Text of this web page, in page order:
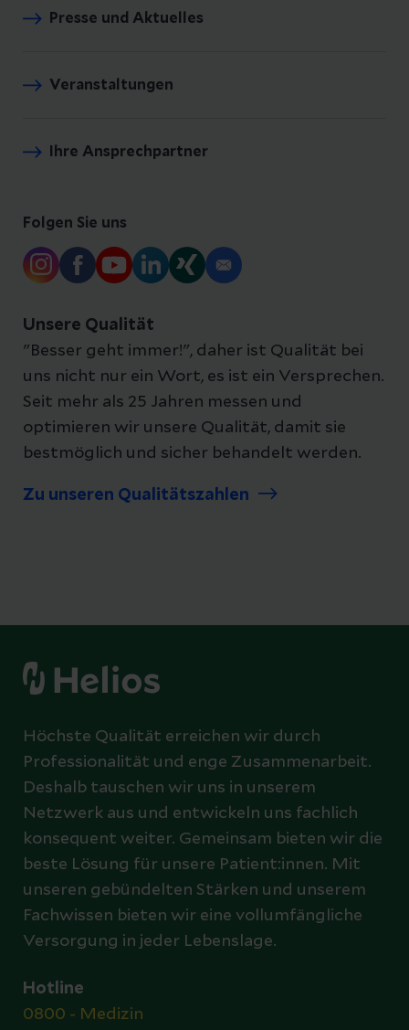
Presse und Aktuelles
Veranstaltungen
Ihre Ansprechpartner
Folgen Sie uns
Unsere Qualität
"Besser geht immer!", daher ist Qualität bei
uns nicht nur ein Wort, es ist ein Versprechen.
Seit mehr als 25 Jahren messen und
optimieren wir unsere Qualität, damit sie
bestmöglich und sicher behandelt werden.
Zu unseren Qualitätszahlen
Höchste Qualität erreichen wir durch
Professionalität und enge Zusammenarbeit.
Deshalb tauschen wir uns in unserem
Netzwerk aus und entwickeln uns fachlich
konsequent weiter. Gemeinsam bieten wir die
beste Lösung für unsere Patient:innen. Mit
unseren gebündelten Stärken und unserem
Fachwissen bieten wir eine vollumfängliche
Versorgung in jeder Lebenslage.
Hotline
0800 - Medizin